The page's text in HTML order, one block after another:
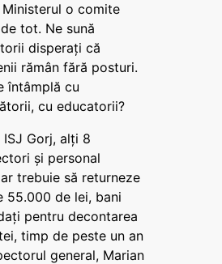
Ministerul o comite
tot. Ne sună
disperați că
rămân fără posturi.
întâmplă cu
cu educatorii?
ISJ Gorj, alți 8
și personal
trebuie să returneze
55.000 de lei, bani
pentru decontarea
timp de peste un an
general, Marian